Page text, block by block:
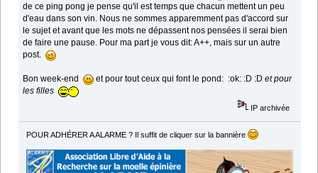
de ce ping pong je pense qu'il est temps que chacun mettent un peu
d'eau dans son vin. Nous ne sommes apparemment pas d'accord sur
le sujet et avant que les mots ne dépassent nos pensées il serai bien
de faire une pause. Pour ma part je vous dit: A++, mais sur un autre
post.
Bon week-end et pour tout ceux qui font le pond: :ok: :D :Det pour
les filles
IP archivée
POUR ADHÉRER A ALARME ? Il suffit de cliquer sur la bannière